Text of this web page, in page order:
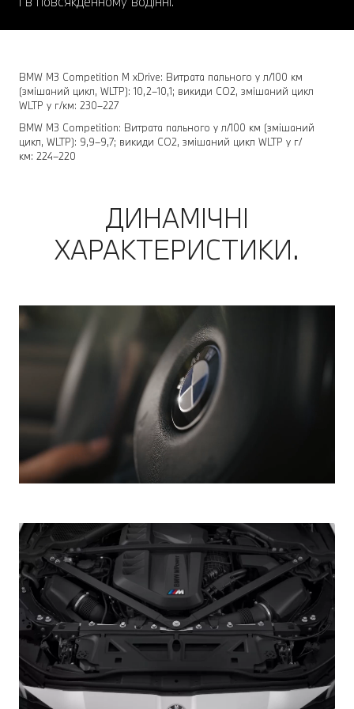
BMW M3 Competition M xDrive: Витрата пального у л/100 км
(змішаний цикл, WLTP): 10,2–10,1; викиди CO2, змішаний цикл
WLTP у г/км: 230–227
BMW M3 Competition: Витрата пального у л/100 км (змішаний
цикл, WLTP): 9,9–9,7; викиди CO2, змішаний цикл WLTP у г/
км: 224–220
ДИНАМІЧНІ
ХАРАКТЕРИСТИКИ.